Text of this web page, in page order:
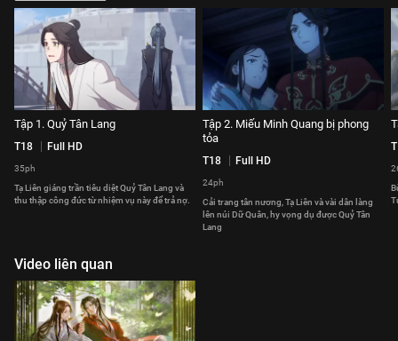
Tập 1. Quỷ Tân Lang
T18 Full HD
35ph
Tạ Liên giáng trần tiêu diệt Quỷ Tân Lang và
thu thập công đức từ nhiệm vụ này để trả nợ.
Tập 2. Miếu Minh Quang bị phong
tỏa
T18 Full HD
24ph
Cải trang tân nương, Tạ Liên và vài dân làng
lên núi Dữ Quân, hy vọng dụ được Quỷ Tân
Lang
Video liên quan